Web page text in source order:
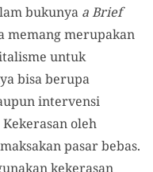
bukunya a Brief
memang merupakan
untuk
bisa berupa
intervensi
oleh
pasar bebas.
kekerasan